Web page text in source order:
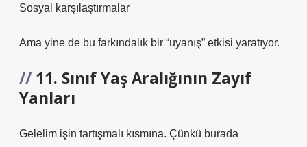
Sosyal karşılaştırmalar
Ama yine de bu farkındalık bir “uyanış” etkisi yaratıyor.
11. Sınıf Yaş Aralığının Zayıf
Yanları
Gelelim işin tartışmalı kısmına. Çünkü burada